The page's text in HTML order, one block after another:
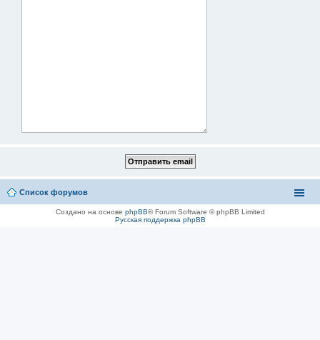
Список форумов
Создано на основе phpBB® Forum Software © phpBB Limited
Русская поддержка phpBB